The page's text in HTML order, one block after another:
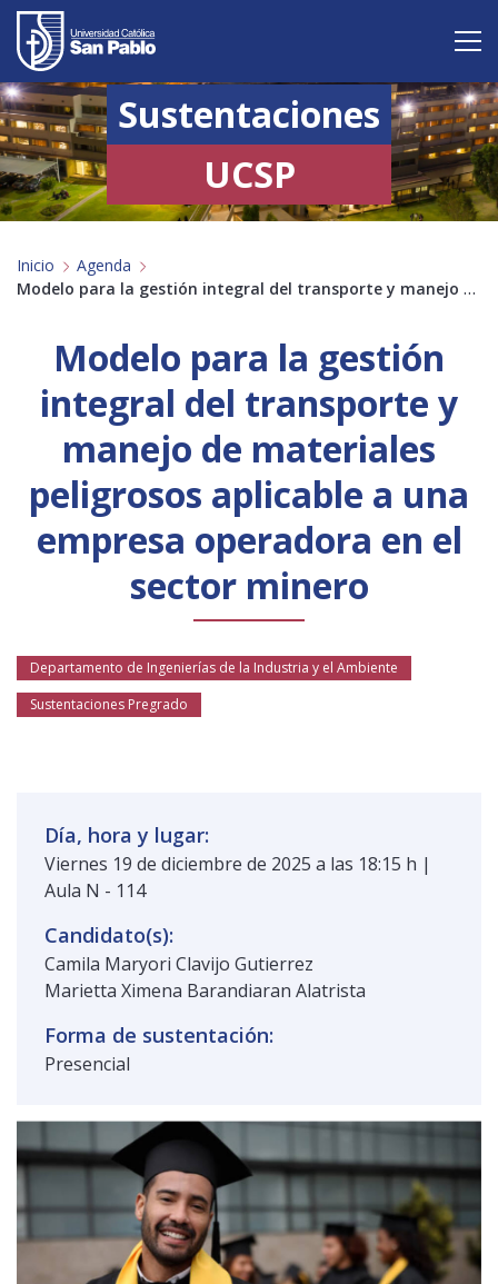
Vive San Pablo
Admisión
Carreras
Postgrado
Investigación
Servicio y proyección a la sociedad
Antiguos Alumnos Padres
Público general
Licenciamiento Biblioteca Noticias
Sustentaciones
UCSP
Inicio Agenda
Modelo para la gestión integral del transporte y manejo de materiales peligrosos aplicable a una empresa…
Modelo para la gestión
integral del transporte y
manejo de materiales
peligrosos aplicable a una
empresa operadora en el
sector minero
Departamento de Ingenierías de la Industria y el Ambiente
Sustentaciones Pregrado
Día, hora y lugar:
Viernes 19 de diciembre de 2025 a las 18:15 h |
Aula N - 114
Candidato(s):
Camila Maryori Clavijo Gutierrez
Marietta Ximena Barandiaran Alatrista
Forma de sustentación:
Presencial